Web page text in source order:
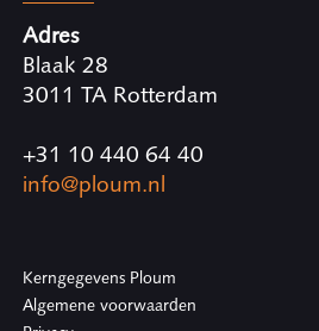
Adres
Blaak 28
3011 TA Rotterdam
+31 10 440 64 40
info@ploum.nl
Kerngegevens Ploum
Algemene voorwaarden